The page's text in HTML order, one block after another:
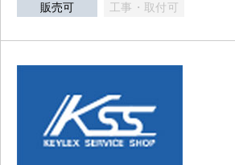
販売可 工事・取付可